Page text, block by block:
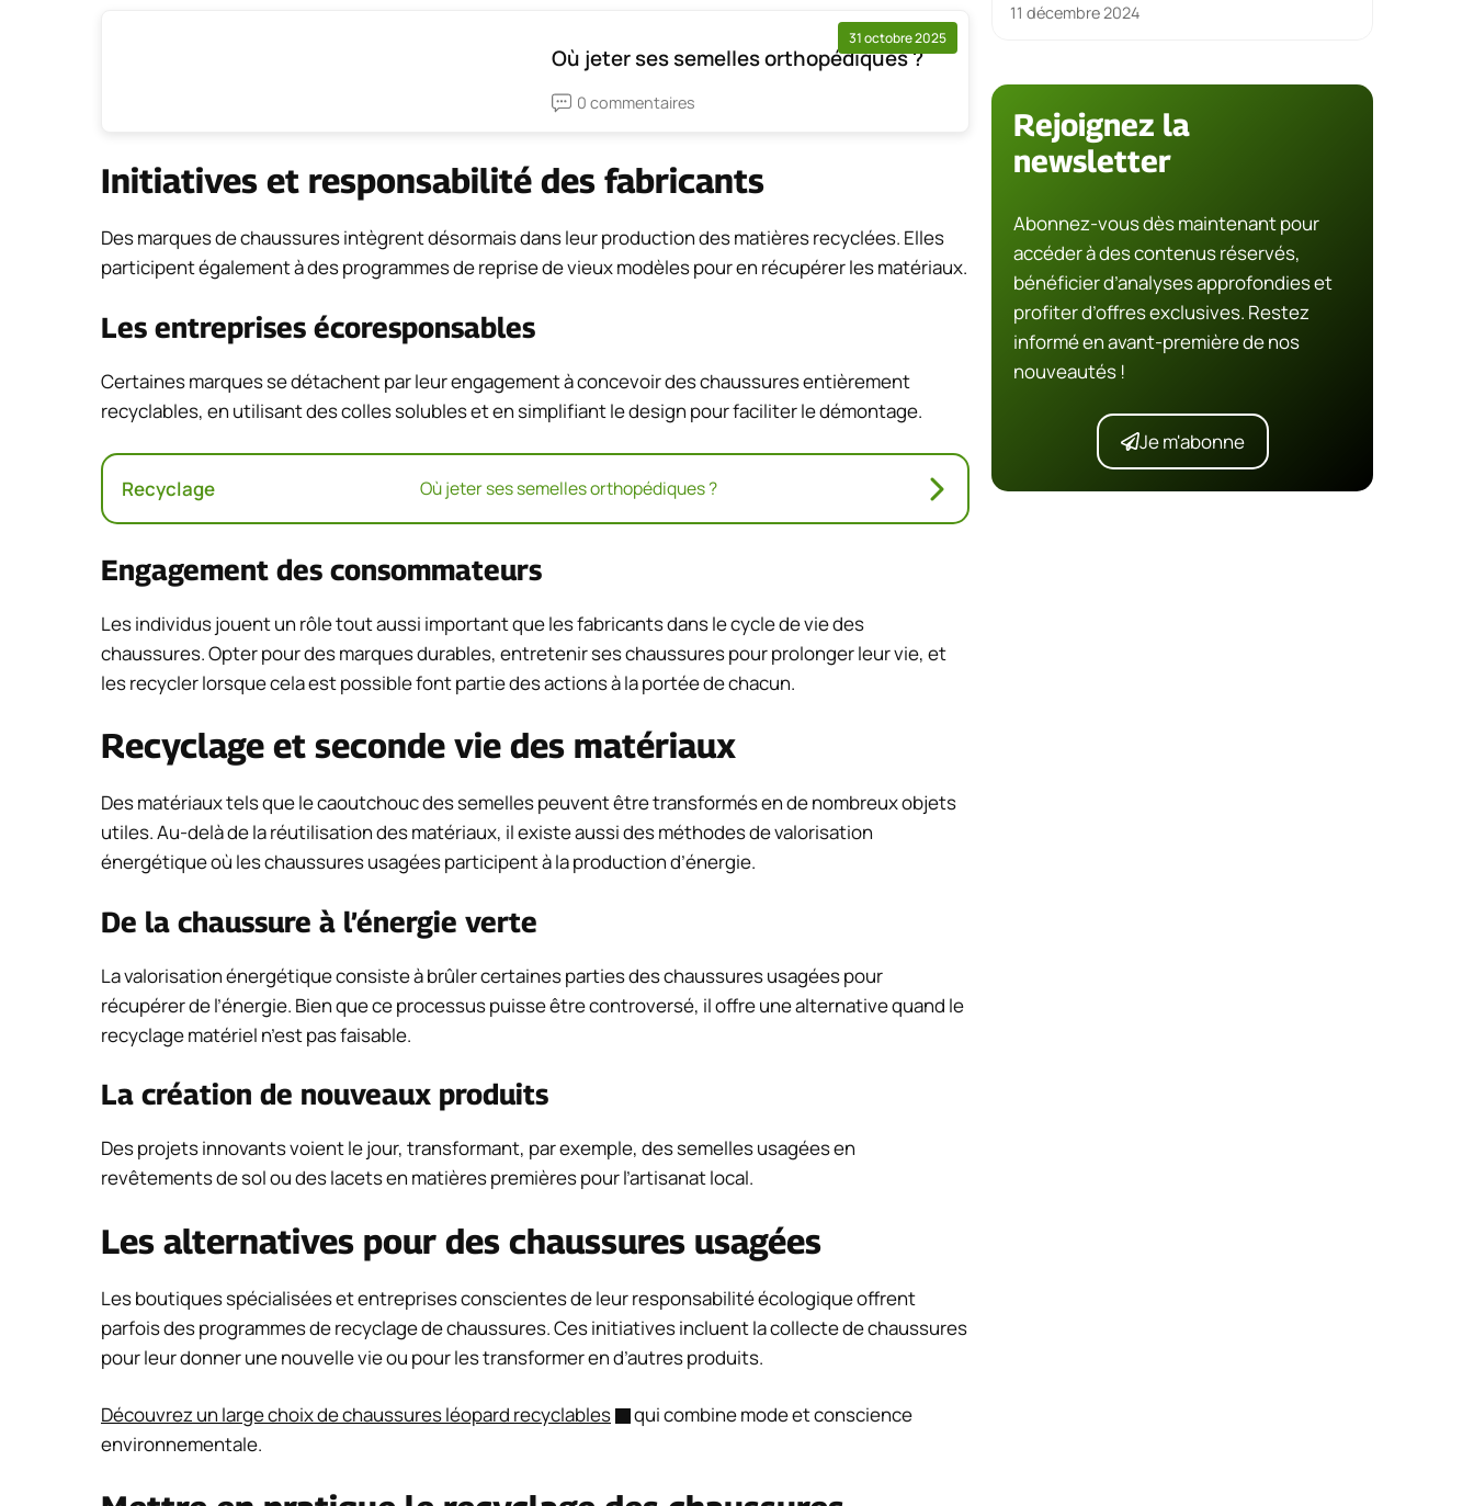
31 octobre 2025
Où jeter ses semelles orthopédiques ?
0 commentaires
Initiatives et responsabilité des fabricants
Des marques de chaussures intègrent désormais dans leur production des matières recyclées. Elles
participent également à des programmes de reprise de vieux modèles pour en récupérer les matériaux.
Les entreprises écoresponsables
Certaines marques se détachent par leur engagement à concevoir des chaussures entièrement
recyclables, en utilisant des colles solubles et en simplifiant le design pour faciliter le démontage.
Recyclage Où jeter ses semelles orthopédiques ?
Engagement des consommateurs
Les individus jouent un rôle tout aussi important que les fabricants dans le cycle de vie des
chaussures. Opter pour des marques durables, entretenir ses chaussures pour prolonger leur vie, et
les recycler lorsque cela est possible font partie des actions à la portée de chacun.
Recyclage et seconde vie des matériaux
Des matériaux tels que le caoutchouc des semelles peuvent être transformés en de nombreux objets
utiles. Au-delà de la réutilisation des matériaux, il existe aussi des méthodes de valorisation
énergétique où les chaussures usagées participent à la production d’énergie.
De la chaussure à l’énergie verte
La valorisation énergétique consiste à brûler certaines parties des chaussures usagées pour
récupérer de l’énergie. Bien que ce processus puisse être controversé, il offre une alternative quand le
recyclage matériel n’est pas faisable.
La création de nouveaux produits
Des projets innovants voient le jour, transformant, par exemple, des semelles usagées en
revêtements de sol ou des lacets en matières premières pour l’artisanat local.
Les alternatives pour des chaussures usagées
Les boutiques spécialisées et entreprises conscientes de leur responsabilité écologique offrent
parfois des programmes de recyclage de chaussures. Ces initiatives incluent la collecte de chaussures
pour leur donner une nouvelle vie ou pour les transformer en d’autres produits.
Découvrez un large choix de chaussures léopard recyclables
qui combine mode et conscience
environnementale.
11 décembre 2024
Rejoignez la
newsletter
Abonnez-vous dès maintenant pour
accéder à des contenus réservés,
bénéficier d’analyses approfondies et
profiter d’offres exclusives. Restez
informé en avant-première de nos
nouveautés !
Je m'abonne